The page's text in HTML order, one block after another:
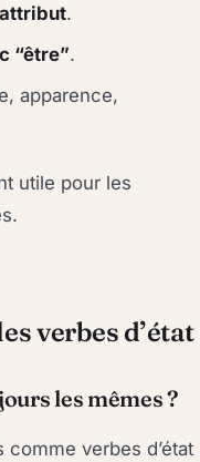
.
“être”.
apparence,
utile pour les
verbes d’état
les mêmes ?
verbes d’état